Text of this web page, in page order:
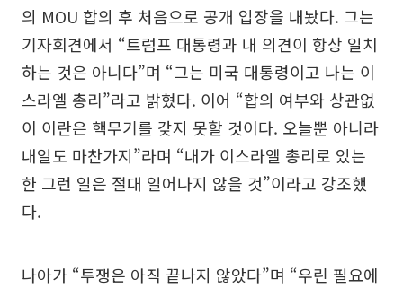
의 MOU 합의 후 처음으로 공개 입장을 내놨다. 그는
기자회견에서 “트럼프 대통령과 내 의견이 항상 일치
하는 것은 아니다”며 “그는 미국 대통령이고 나는 이
스라엘 총리”라고 밝혔다. 이어 “합의 여부와 상관없
이 이란은 핵무기를 갖지 못할 것이다. 오늘뿐 아니라
내일도 마찬가지”라며 “내가 이스라엘 총리로 있는
한 그런 일은 절대 일어나지 않을 것”이라고 강조했
다.
나아가 “투쟁은 아직 끝나지 않았다”며 “우린 필요에